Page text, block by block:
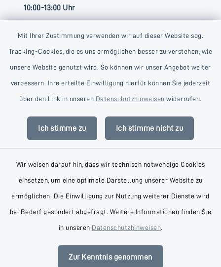
Mit Ihrer Zustimmung verwenden wir auf dieser Website sog.
Tracking-Cookies, die es uns ermöglichen besser zu verstehen, wie
unsere Website genutzt wird. So können wir unser Angebot weiter
verbessern. Ihre erteilte Einwilligung hierfür können Sie jederzeit
über den Link in unseren Datenschutzhinweisen widerrufen.
Ich stimme zu Ich stimme nicht zu
Wir weisen darauf hin, dass wir technisch notwendige Cookies
einsetzen, um eine optimale Darstellung unserer Website zu
ermöglichen. Die Einwilligung zur Nutzung weiterer Dienste wird
bei Bedarf gesondert abgefragt. Weitere Informationen finden Sie
in unseren Datenschutzhinweisen.
Zur Kenntnis genommen
10:00-13:00 Uhr
Kontakt
Datenschutz
Impressum
Sitemap